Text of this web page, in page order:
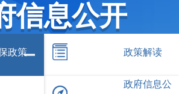
信息公开
政策 政策解读
政府信息公